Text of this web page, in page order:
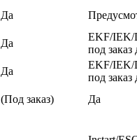
Да
Да
EKF/IEK/
под заказ
Да
EKF/IEK/
под заказ
(Под заказ)
Да